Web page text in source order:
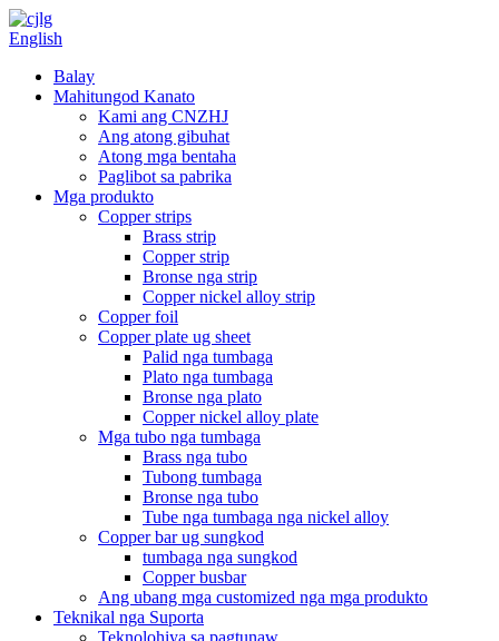
English
Balay
Mahitungod Kanato
Kami ang CNZHJ
Ang atong gibuhat
Atong mga bentaha
Paglibot sa pabrika
Mga produkto
Copper strips
Brass strip
Copper strip
Bronse nga strip
Copper nickel alloy strip
Copper foil
Copper plate ug sheet
Palid nga tumbaga
Plato nga tumbaga
Bronse nga plato
Copper nickel alloy plate
Mga tubo nga tumbaga
Brass nga tubo
Tubong tumbaga
Bronse nga tubo
Tube nga tumbaga nga nickel alloy
Copper bar ug sungkod
tumbaga nga sungkod
Copper busbar
Ang ubang mga customized nga mga produkto
Teknikal nga Suporta
Teknolohiya sa pagtunaw